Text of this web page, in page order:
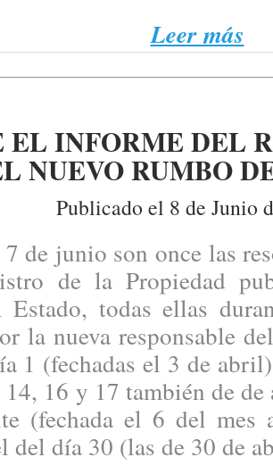
Leer más
EL INFORME DEL
NUEVO RUMBO
Publicado el 8 de Junio
junio son once las
de la Propiedad
todas ellas
la nueva responsable
1 (fechadas el 3 de
14, 16 y 17 también de
(fechada el 6 del mes
del día 30 (las de 30 de